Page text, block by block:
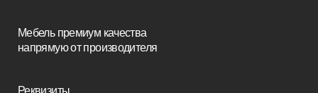
Покупателям
Мебель на заказ